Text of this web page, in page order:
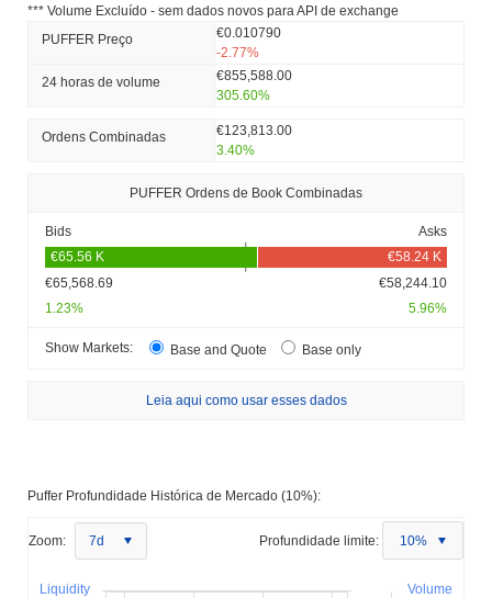
*** Volume Excluído - sem dados novos para API de exchange
PUFFER Preço
€0.010790
-2.77%
24 horas de volume
€855,588.00
305.60%
Ordens Combinadas
€123,813.00
3.40%
PUFFER Ordens de Book Combinadas
Bids Asks
€65,568.69
€58,244.10
1.23%
5.96%
Show Markets: Base and Quote Base only
Leia aqui como usar esses dados
Puffer Profundidade Histórica de Mercado (10%):
Zoom: 7d Profundidade limite: 10%
Volume
Liquidity